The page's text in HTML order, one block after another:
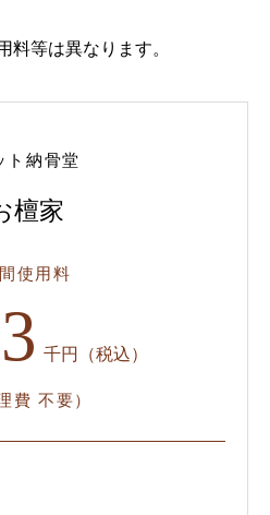
料等は異なります。
ト納骨堂
檀家
使用料
3 千円（税込）
費 不要）